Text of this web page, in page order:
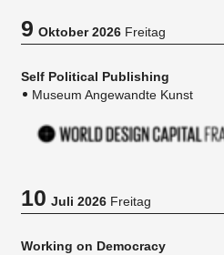
9Oktober 2026 Freitag
Self Political Publishing
Museum Angewandte Kunst
10Juli 2026 Freitag
Working on Democracy